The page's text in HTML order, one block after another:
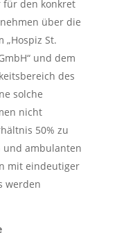
für den konkret
über die
St.
und dem
des
solche
nicht
50% zu
und ambulanten
mit eindeutiger
werden